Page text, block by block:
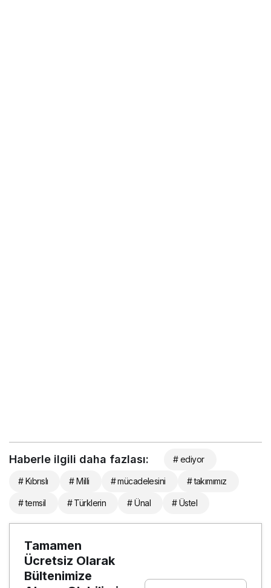
Haberle ilgili daha fazlası: # ediyor
# Kıbrıslı # Milli # mücadelesini # takımımız
# temsil # Türklerin # Ünal # Üstel
Tamamen
Ücretsiz Olarak
Bültenimize